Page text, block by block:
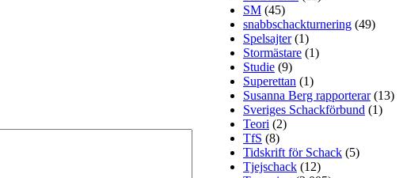
SM (45)
snabbschackturnering (49)
Spelsajter(1)
Stormästare (1)
Studie (9)
Superettan (1)
Susanna Berg rapporterar(13)
Sveriges Schackförbund (1)
Teori (2)
TfS (8)
Tidskrift för Schack (5)
Tjejschack (12)